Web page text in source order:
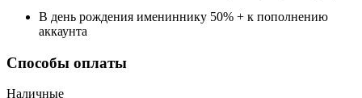
В день рождения имениннику 50% + к пополнению
аккаунта
Способы оплаты
Наличные